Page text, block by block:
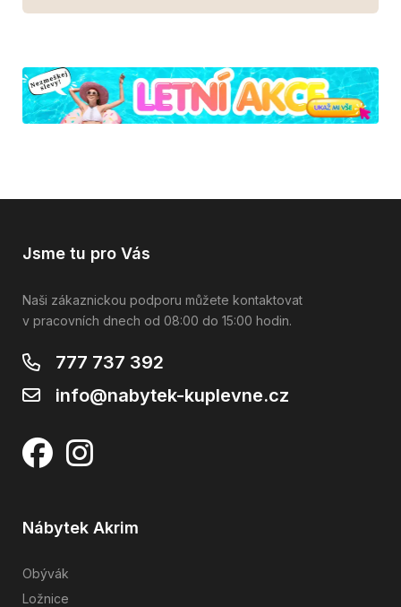
Jsme tu pro Vás
Naši zákaznickou podporu můžete kontaktovat
v pracovních dnech od 08:00 do 15:00 hodin.
777 737 392
info@nabytek-kuplevne.cz
Nábytek Akrim
Obývák
Ložnice